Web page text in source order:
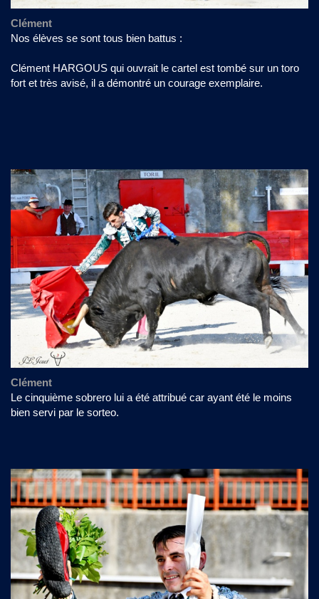
Clément
Nos élèves se sont tous bien battus :
Clément HARGOUS qui ouvrait le cartel est tombé sur un toro
fort et très avisé, il a démontré un courage exemplaire.
Clément
Le cinquième sobrero lui a été attribué car ayant été le moins
bien servi par le sorteo.